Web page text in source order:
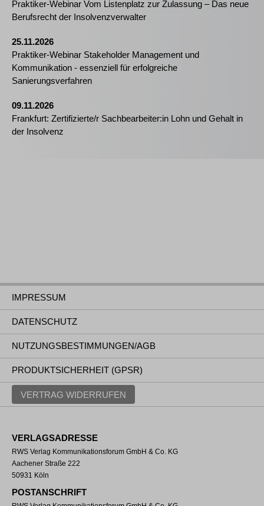
Praktiker-Webinar Vom Listenplatz zur Zulassung – Das neue
Berufsrecht der Insolvenzverwalter
25.11.2026
Praktiker-Webinar Stakeholder Management und
Kommunikation - essenziell für erfolgreiche
Sanierungsverfahren
09.11.2026
Frankfurt: Zertifizierte/r Sachbearbeiter:in Lohn und Gehalt in
der Insolvenz
IMPRESSUM
DATENSCHUTZ
NUTZUNGSBESTIMMUNGEN/AGB
PRODUKTSICHERHEIT (GPSR)
VERTRAG WIDERRUFEN
VERLAGSADRESSE
RWS Verlag Kommunikationsforum GmbH & Co. KG
Aachener Straße 222
50931 Köln
POSTANSCHRIFT